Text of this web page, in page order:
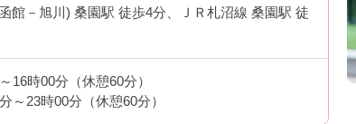
館－旭川) 桑園駅 徒歩4分、ＪＲ札沼線 桑園駅 徒
16時00分（休憩60分）
～23時00分（休憩60分）